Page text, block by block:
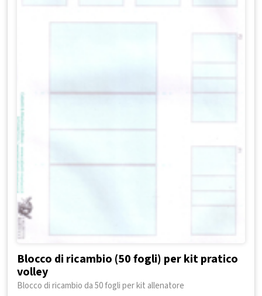
Blocco di ricambio (50 fogli) per kit pratico
volley
Blocco di ricambio da 50 fogli per kit allenatore